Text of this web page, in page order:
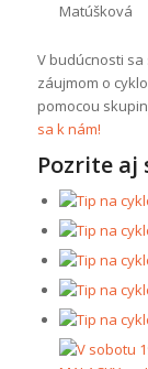
Matúšková
V budúcnosti
záujmom o
pomocou
sa k nám!
Pozrite aj